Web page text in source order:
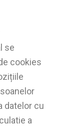
se
cookies
datelor cu
a